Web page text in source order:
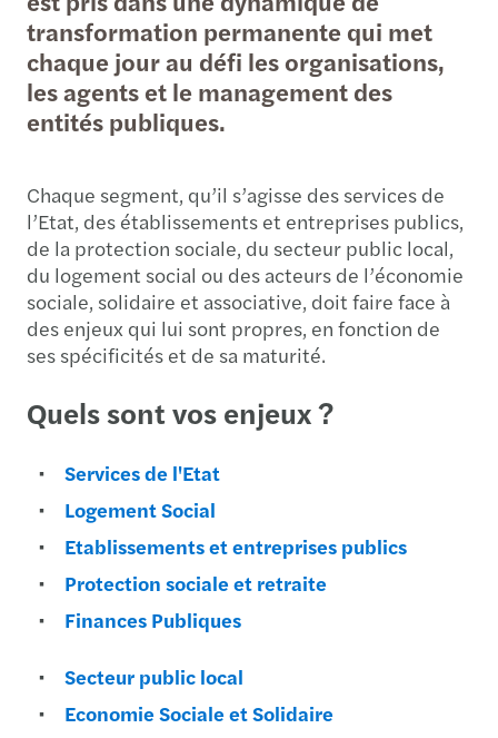
transformation permanente qui met
chaque jour au défi les organisations,
les agents et le management des
entités publiques.
Chaque segment, qu’il s’agisse des services de
l’Etat, des établissements et entreprises publics,
de la protection sociale, du secteur public local,
du logement social ou des acteurs de l’économie
sociale, solidaire et associative, doit faire face à
des enjeux qui lui sont propres, en fonction de
ses spécificités et de sa maturité.
Quels sont vos enjeux ?
Services de l'Etat
Logement Social
Etablissements et entreprises publics
Protection sociale et retraite
Finances Publiques
Secteur public local
Economie Sociale et Solidaire